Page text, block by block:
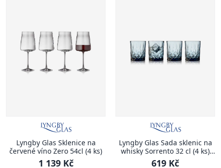
Lyngby Glas Sklenice na
červené víno Zero 54cl (4 ks)
1 139 Kč
Lyngby Glas Sada sklenic na
whisky Sorrento 32 cl (4 ks)
Blue
619 Kč